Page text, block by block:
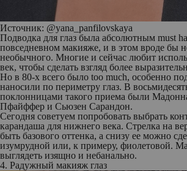
Источник: @yana_panfilovskaya
Подводка для глаз была абсолютным must
повседневном макияже, и в этом вроде бы
необычного. Многие и сейчас любит
век, чтобы сделать взгляд более
Но в 80-х всего было too much, особенно
наносили по периметру глаз. В
поклонницами такого приема были
Пфайффер и Сьюзен Сарандон.
Сегодня советуем попробовать выбрать
карандаша для нижнего века. Стрелка на
быть базового оттенка, а снизу ее можно
изумрудной или, к примеру, фиолетовой.
выглядеть изящно и небанально.
4. Радужный макияж глаз